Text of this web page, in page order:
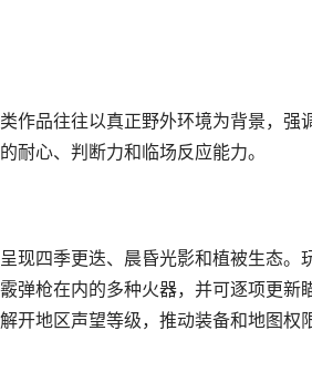
作品往往以真正野外环境为背景，强
耐心、判断力和临场反应能力。
现四季更迭、晨昏光影和植被生态。
弹枪在内的多种火器，并可逐项更新
开地区声望等级，推动装备和地图权